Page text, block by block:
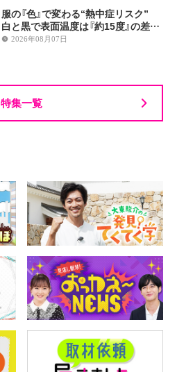
服の『色』で変わる“熱中症リスク”
白と黒で表面温度は『約15度』の差…
2026年08月07日
特集一覧